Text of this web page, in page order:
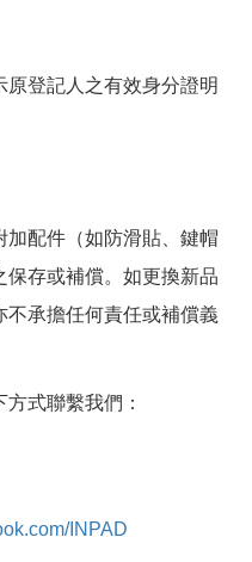
登記人之有效身分證明
加配件（如防滑貼、鍵帽
存或補償。如更換新品
不承擔任何責任或補償義
式聯繫我們：
INPAD